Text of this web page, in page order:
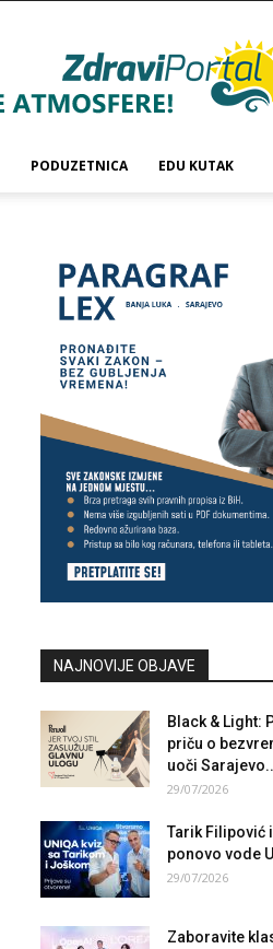
PODUZETNICA EDU KUTAK
NAJNOVIJE OBJAVE
Black & Light:
priču o
uoči
29/07/2026
Tarik Filipović
ponovo vode
29/07/2026
Zaboravite